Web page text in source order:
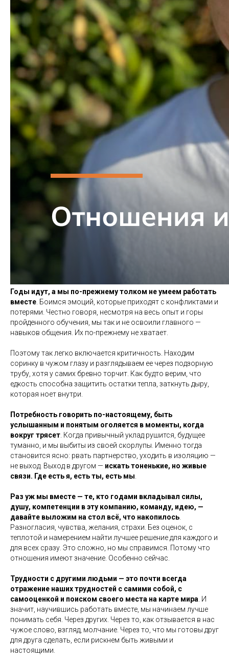
Годы идут, а мы по-прежнему толком не умеем работать
вместе . Боимся эмоций, которые приходят с конфликтами и
потерями. Честно говоря, несмотря на весь опыт и горы
пройденного обучения, мы так и не освоили главного —
навыков общения. Их по-прежнему не хватает.
Поэтому так легко включается критичность. Находим
соринку в чужом глазу и разглядываем ее через подзорную
трубу, хотя у самих бревно торчит. Как будто верим, что
едкость способна защитить остатки тепла, заткнуть дыру,
которая ноет внутри.
Потребность говорить по-настоящему, быть
услышанным и понятым оголяется в моменты, когда
вокруг трясет . Когда привычный уклад рушится, будущее
туманно, и мы выбиты из своей скорлупы. Именно тогда
становится ясно: рвать партнерство, уходить в изоляцию —
не выход. Выход в другом — искать тоненькие, но живые
связи. Где есть я, есть ты, есть мы
Раз уж мы вместе — те, кто годами вкладывал силы,
душу, компетенции в эту компанию, команду, идею, —
давайте выложим на стол всё, что накопилось
Разногласия, чувства, желания, страхи. Без оценок, с
теплотой и намерением найти лучшее решение для каждого и
для всех сразу. Это сложно, но мы справимся. Потому что
отношения имеют значение. Особенно сейчас.
Трудности с другими людьми — это почти всегда
отражение наших трудностей с самими собой, с
самооценкой и поиском своего места на карте мира . И
значит, научившись работать вместе, мы начинаем лучше
понимать себя. Через других. Через то, как отзывается в нас
чужое слово, взгляд, молчание. Через то, что мы готовы друг
для друга сделать, если рискнем быть живыми и
настоящими.